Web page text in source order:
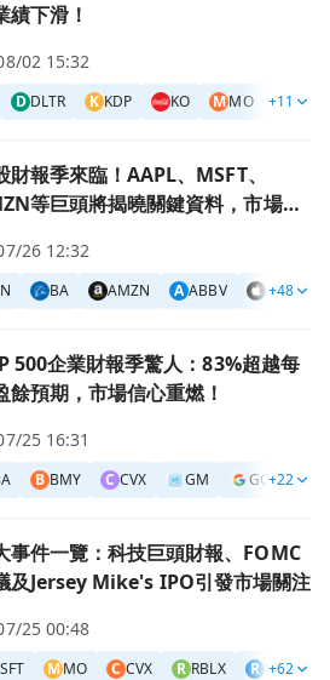
績下滑！
D DLTR K KDP KO MMO P PM
+11
02 15:32
、MSFT、AMZN等巨頭將揭曉
財報季來臨！AAPL、MSFT、
等巨頭將揭曉關鍵資料，市場情
BA AMZN A ABBV AAPL
+48
26 12:32
驚人：83%超越每股盈餘預期，市
500企業財報季驚人：83%超越每
餘預期，市場信心重燃！
B BMY C CVX GM GOOG
+22
25 16:31
巨頭財報、FOMC會議及Jersey
事件一覽：科技巨頭財報、FOMC
及Jersey Mike's IPO引發市場關注
MMO C CVX R RBLX R RDDT
+62
25 00:48